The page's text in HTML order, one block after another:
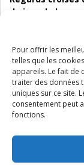
Pour offrir les
telles que les
appareils. Le fait de
traiter des données
uniques sur ce site.
consentement peut
fonctions.
de jour de bas
06 Juil 2026
Étude
01 Juil 2026
Pénurie du
Wallonie ?